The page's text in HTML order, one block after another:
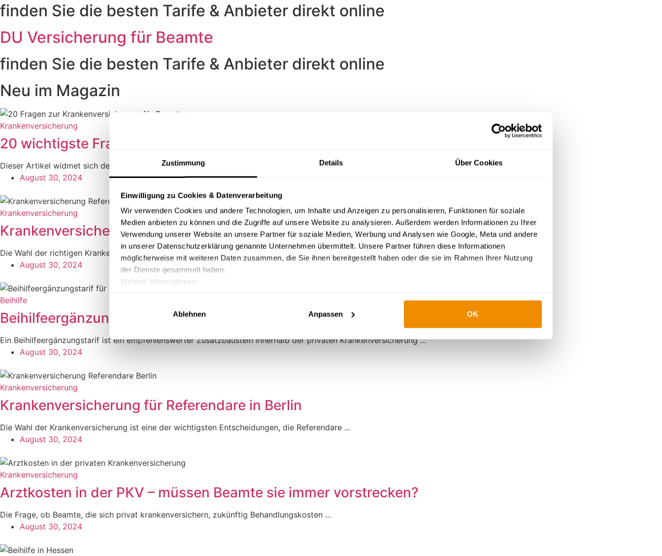
Zustimmung Details Über Cookies
Einwilligung zu Cookies & Datenverarbeitung
Wir verwenden Cookies und andere Technologien, um Inhalte und Anzeigen zu personalisieren, Funktionen für soziale
Medien anbieten zu können und die Zugriffe auf unsere Website zu analysieren. Außerdem werden Informationen zu Ihrer
Verwendung unserer Website an unsere Partner für soziale Medien, Werbung und Analysen wie Google, Meta und andere
in unserer Datenschutzerklärung genannte Unternehmen übermittelt. Unsere Partner führen diese Informationen
möglicherweise mit weiteren Daten zusammen, die Sie ihnen bereitgestellt haben oder die sie im Rahmen Ihrer Nutzung
der Dienste gesammelt haben.
Weitere Informationen:
Ablehnen Anpassen OK
finden Sie die besten Tarife & Anbieter direkt online
DU Versicherung für Beamte
finden Sie die besten Tarife & Anbieter direkt online
Neu im Magazin
Krankenversicherung
20 wichtigste Fragen zur PKV für Beamte
Dieser Artikel widmet sich den 20 wichtigsten Fragen zur privaten Krankenversicherung für Beamte ...
August 30, 2024
Krankenversicherung
Krankenversicherung für Referendare in Brandenburg
Die Wahl der richtigen Krankenversicherung ist ein wesentlicher Schritt für jeden Referendar, der sich auf den Weg ...
August 30, 2024
Beihilfe
Beihilfeergänzungstarif für Beamte
Ein Beihilfeergänzungstarif ist ein empfehlenswerter Zusatzbaustein innerhalb der privaten Krankenversicherung ...
August 30, 2024
Krankenversicherung
Krankenversicherung für Referendare in Berlin
Die Wahl der Krankenversicherung ist eine der wichtigsten Entscheidungen, die Referendare ...
August 30, 2024
Krankenversicherung
Arztkosten in der PKV – müssen Beamte sie immer vorstrecken?
Die Frage, ob Beamte, die sich privat krankenversichern, zukünftig Behandlungskosten ...
August 30, 2024